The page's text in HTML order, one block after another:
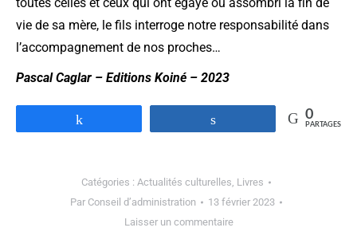
vie de sa mère, le fils interroge notre responsabilité dans
l’accompagnement de nos proches…
Pascal Caglar – Editions Koiné – 2023
0
PARTAGES
Catégories : Actualités culturelles, Livres
Par Conseil d’administration
13 février 2023
Laisser un commentaire